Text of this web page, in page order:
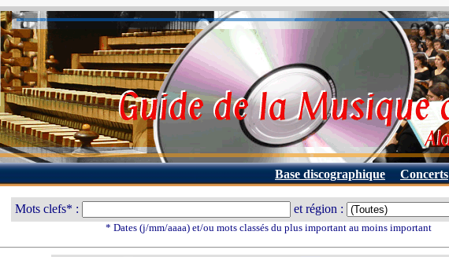
Base discographique Concerts
Mots clefs* : et région :
* Dates (j/mm/aaaa) et/ou mots classés du plus important au moins important